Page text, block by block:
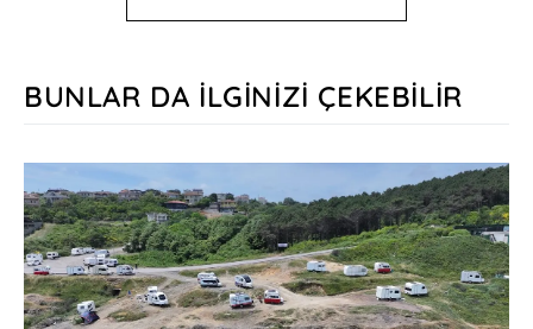
BUNLAR DA İLGINIZI ÇEKEBILIR